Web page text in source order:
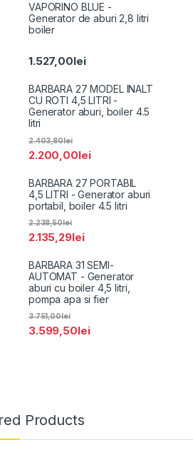
VAPORINO BLUE -
Generator de aburi 2,8 litri
boiler
1.527,00lei
BARBARA 27 MODEL INALT
CU ROTI 4,5 LITRI -
Generator aburi, boiler 4.5
litri
2.200,00lei
2.403,80lei
BARBARA 27 PORTABIL
4,5 LITRI - Generator aburi
portabil, boiler 4.5 litri
2.135,29lei
2.238,50lei
BARBARA 31 SEMI-
AUTOMAT - Generator
aburi cu boiler 4,5 litri,
pompa apa si fier
3.599,50lei
3.751,00lei
Products